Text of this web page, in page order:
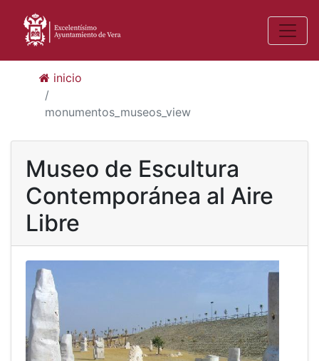
inicio
monumentos_museos_view
Museo de Escultura
Contemporánea al Aire
Libre